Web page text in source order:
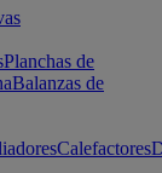
Planchas de
Balanzas de
Calefactores